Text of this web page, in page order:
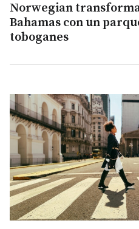
Norwegian
Bahamas con un
toboganes